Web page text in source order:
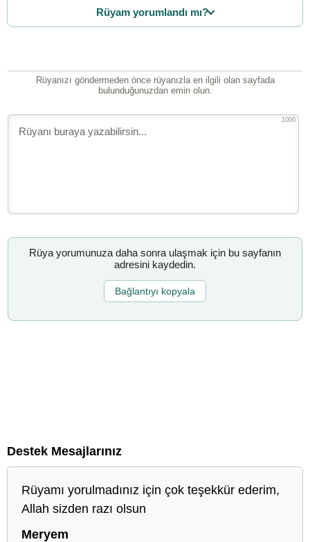
Rüyam yorumlandı mı?
Rüyanızı göndermeden önce rüyanızla en ilgili olan sayfada
bulunduğunuzdan emin olun.
1000
Rüya yorumunuza daha sonra ulaşmak için bu sayfanın
adresini kaydedin.
Bağlantıyı kopyala
Destek Mesajlarınız
Rüyamı yorulmadınız için çok teşekkür ederim,
Allah sizden razı olsun
Meryem